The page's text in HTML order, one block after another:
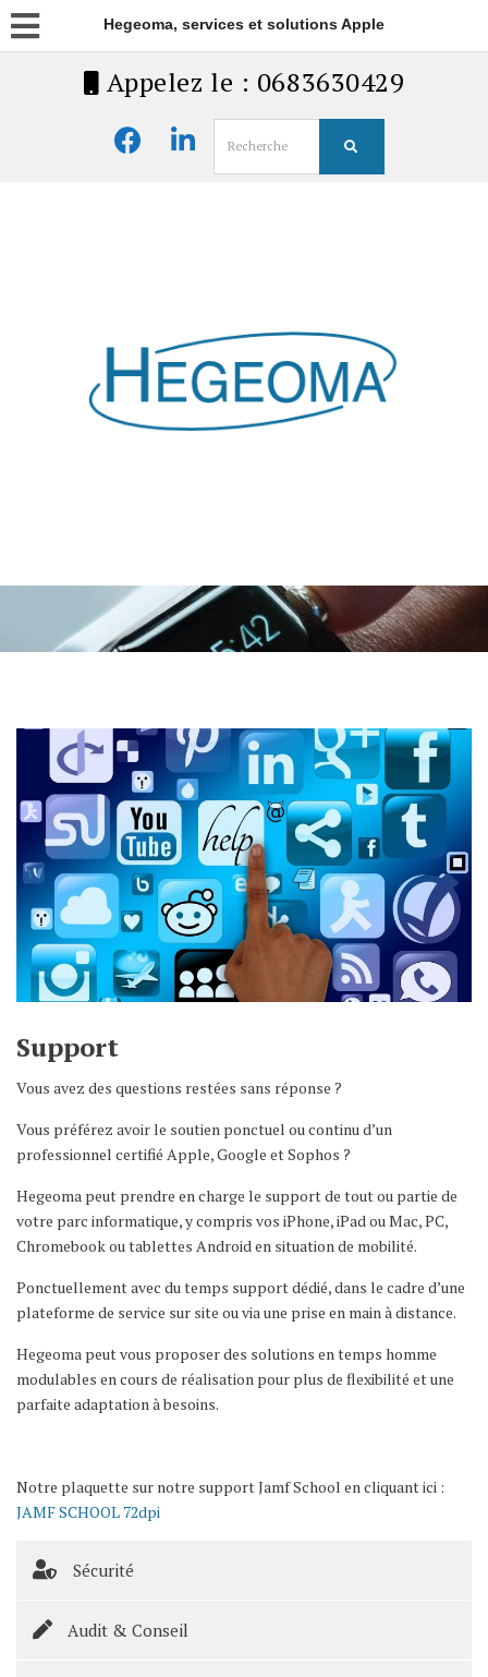
Hegeoma, services et solutions Apple
Appelez le : 0683630429
for:
Support
Vous avez des questions restées sans réponse ?
Vous préférez avoir le soutien ponctuel ou continu d’un
professionnel certifié Apple, Google et Sophos ?
Hegeoma peut prendre en charge le support de tout ou partie de
votre parc informatique, y compris vos iPhone, iPad ou Mac, PC,
Chromebook ou tablettes Android en situation de mobilité.
Ponctuellement avec du temps support dédié, dans le cadre d’une
plateforme de service sur site ou via une prise en main à distance.
Hegeoma peut vous proposer des solutions en temps homme
modulables en cours de réalisation pour plus de flexibilité et une
parfaite adaptation à besoins.
Notre plaquette sur notre support Jamf School en cliquant ici :
JAMF SCHOOL 72dpi
Sécurité
Audit & Conseil